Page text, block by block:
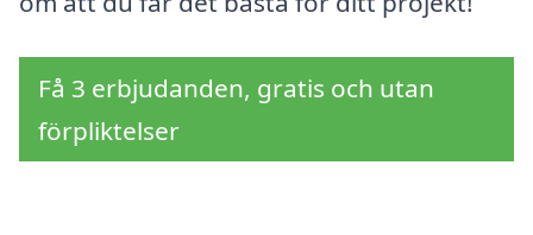
Få 3 erbjudanden, gratis och utan
förpliktelser